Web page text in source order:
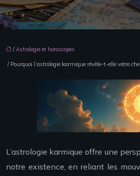
/Astrologie et horoscopes
/ Pourquoi l’astrologie karmique révèle-t-elle votre
L’astrologie karmique offre une
notre existence, en reliant les